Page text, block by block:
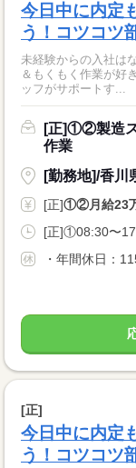
今日中に内定
う！コツコツ
未経験からの入社は
＆もくもく作業が好
ッフがサポートす...
[正]①②製造ス
作業
[勤務地]/香川
[正]①②月給23
[正]①08:30〜
[正]
今日中に内定
う！コツコツ